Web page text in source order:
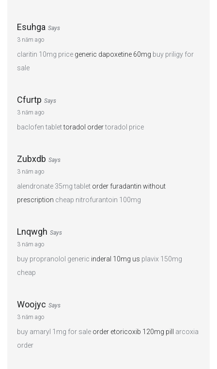
Esuhga Says
3 năm ago
claritin 10mg price generic dapoxetine 60mg buy priligy for
sale
Cfurtp Says
3 năm ago
baclofen tablettoradol ordertoradol price
Zubxdb Says
3 năm ago
alendronate 35mg tablet order furadantin without
prescription cheap nitrofurantoin 100mg
Lnqwgh Says
3 năm ago
buy propranolol generic inderal 10mg us plavix 150mg
cheap
Woojyc Says
3 năm ago
buy amaryl 1mg for sale order etoricoxib 120mg pill
arcoxia
order